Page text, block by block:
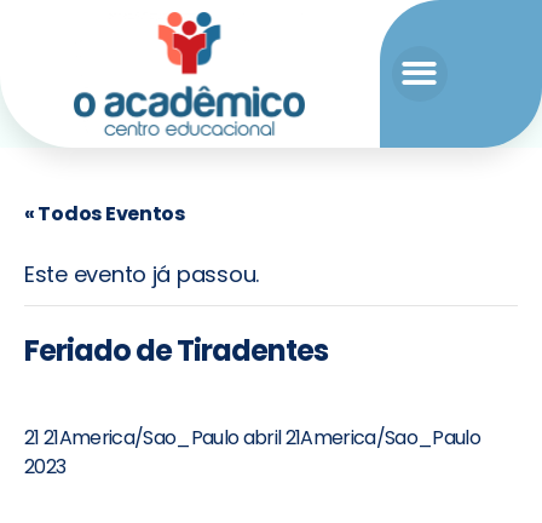
« Todos Eventos
Este evento já passou.
Feriado de Tiradentes
21 21America/Sao_Paulo abril 21America/Sao_Paulo
2023